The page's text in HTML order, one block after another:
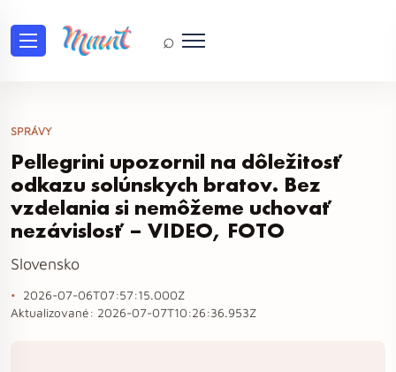
⌕
SPRÁVY
Pellegrini upozornil na dôležitosť
odkazu solúnskych bratov. Bez
vzdelania si nemôžeme uchovať
nezávislosť – VIDEO, FOTO
Slovensko
2026-07-06T07:57:15.000Z
Aktualizované: 2026-07-07T10:26:36.953Z